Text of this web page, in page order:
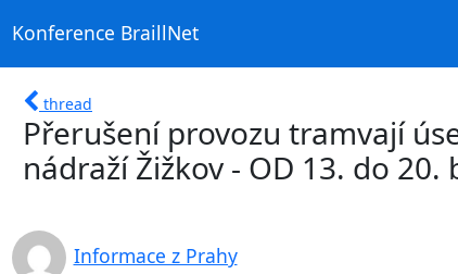
Konference BraillNet
thread
Přerušení provozu tramvají
nádraží Žižkov - OD 13. do 20.
Informace z Prahy